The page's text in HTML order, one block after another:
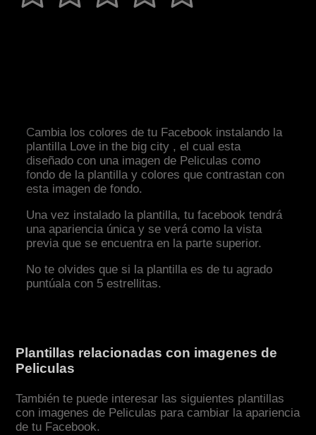
Cambia los colores de tu Facebook instalando la
plantilla Love in the big city , el cual esta
diseñado con una imagen de Peliculas como
fondo de la plantilla y colores que contrastan con
esta imagen de fondo.
Una vez instalado la plantilla, tu facebook tendrá
una apariencia única y se verá como la vista
previa que se encuentra en la parte superior.
No te olvides que si la plantilla es de tu agrado
puntúala con 5 estrellitas.
Plantillas relacionadas con imagenes de
Peliculas
También te puede interesar las siguientes plantillas
con imagenes de Peliculas para cambiar la apariencia
de tu Facebook.